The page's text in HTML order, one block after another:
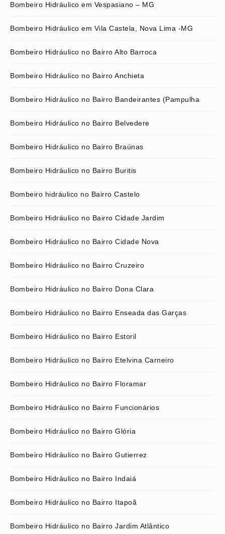
Bombeiro Hidráulico em Vespasiano – MG
Bombeiro Hidráulico em Vila Castela, Nova Lima -MG
Bombeiro Hidráulico no Bairro Alto Barroca
Bombeiro Hidráulico no Bairro Anchieta
Bombeiro Hidráulico no Bairro Bandeirantes (Pampulha
Bombeiro Hidráulico no Bairro Belvedere
Bombeiro Hidráulico no Bairro Braúnas
Bombeiro Hidráulico no Bairro Buritis
Bombeiro hidráulico no Bairro Castelo
Bombeiro Hidráulico no Bairro Cidade Jardim
Bombeiro Hidráulico no Bairro Cidade Nova
Bombeiro Hidráulico no Bairro Cruzeiro
Bombeiro Hidráulico no Bairro Dona Clara
Bombeiro Hidráulico no Bairro Enseada das Garças
Bombeiro Hidráulico no Bairro Estoril
Bombeiro Hidráulico no Bairro Etelvina Carneiro
Bombeiro Hidráulico no Bairro Floramar
Bombeiro Hidráulico no Bairro Funcionários
Bombeiro Hidráulico no Bairro Glória
Bombeiro Hidráulico no Bairro Gutierrez
Bombeiro Hidráulico no Bairro Indaiá
Bombeiro Hidráulico no Bairro Itapoã
Bombeiro Hidráulico no Bairro Jardim Atlântico